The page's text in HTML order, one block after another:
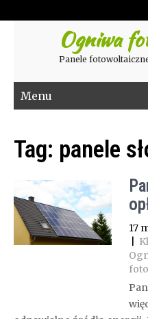
Ogniwa
Panele
Menu
Tag: panele
17